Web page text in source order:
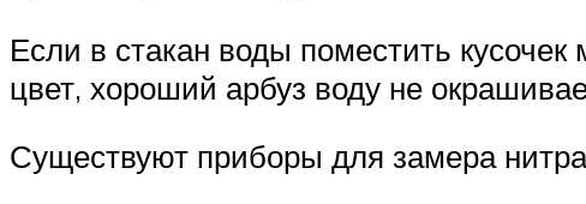
Если в стакан воды поместить
цвет, хороший арбуз воду не
Существуют приборы для замера